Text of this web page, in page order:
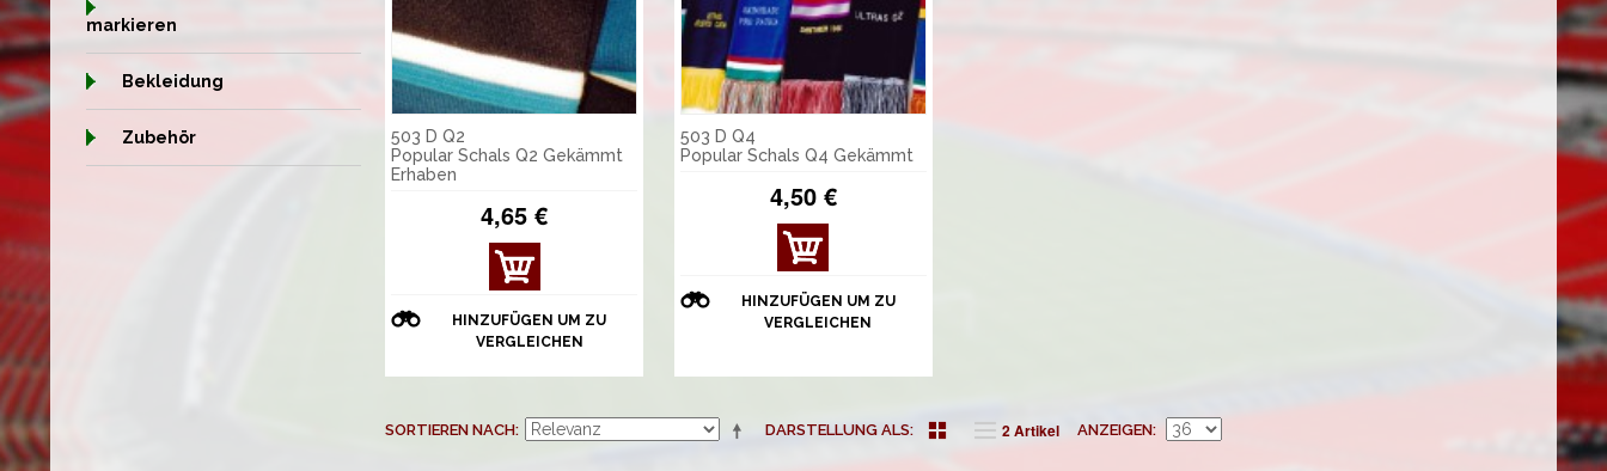
503 D Q2
Popular Schals Q2 Gekämmt
Erhaben
4,65 €
DET
AILS
ANZ
HINZUFÜGEN UM ZU
VERGLEICHEN
503 D Q4
Popular Schals Q4 Gekämmt
4,50 €
DET
AILS
ANZ
HINZUFÜGEN UM ZU
VERGLEICHEN
DARSTELLUNG ALS
SORTIEREN NACH 2 Artikel ANZEIGEN
markieren
Bekleidung
Zubehör